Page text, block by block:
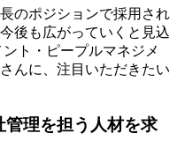
のポジションで採用され
後も広がっていくと見込
ト・ピープルマネジメ
んに、注目いただきたい
理を担う人材を求